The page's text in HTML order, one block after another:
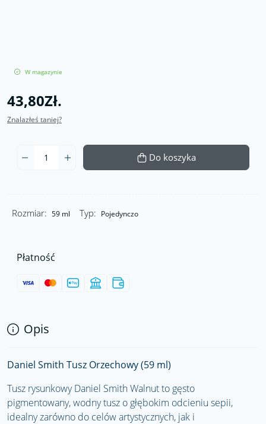
W magazynie
43,80Zł.
Znalazłeś taniej?
Do koszyka
Rozmiar: 59 ml Typ: Pojedynczo
Płatność
Opis
Daniel Smith Tusz Orzechowy (59 ml)
Tusz rysunkowy Daniel Smith Walnut to gęsto
pigmentowany, wodny tusz o głębokim odcieniu sepii,
idealny zarówno do celów artystycznych, jak i